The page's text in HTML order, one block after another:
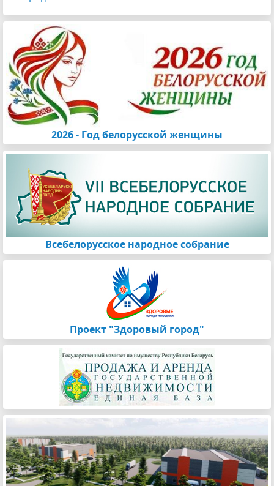
2026 - Год белорусской женщины
Всебелорусское народное собрание
Проект "Здоровый город"